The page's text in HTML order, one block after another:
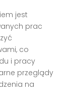
jest
prac
co
i pracy
przeglądy
na